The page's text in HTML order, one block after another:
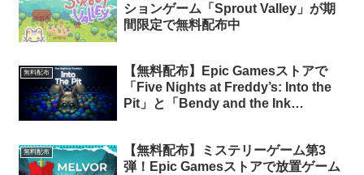
ションゲーム「Sprout Valley」が期
間限定で無料配布中
無料配布
【無料配布】Epic Gamesストアで
「Five Nights at Freddy’s: Into the
Pit」と「Bendy and the Ink
無料配布
【無料配布】ミステリーゲーム第3
弾！Epic Gamesストアで放置ゲーム